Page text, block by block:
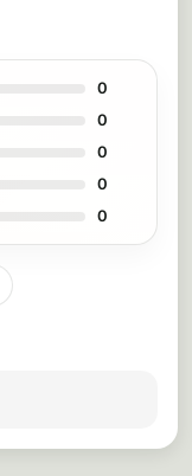
0
0
0
0
0